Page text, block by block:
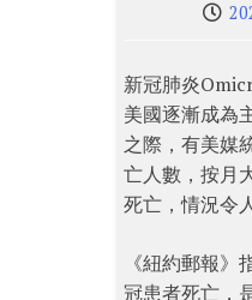
新冠肺炎
美國逐漸成為
之際，有美媒
亡人數，按月
死亡，情況令
《紐約郵報
冠患者死亡，